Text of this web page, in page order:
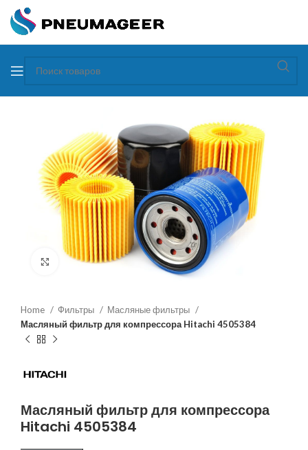
Увеличить
Home Фильтры
Масляные фильтры
Масляный фильтр для компрессора Hitachi 4505384
Масляный фильтр для компрессора
Hitachi 4505384